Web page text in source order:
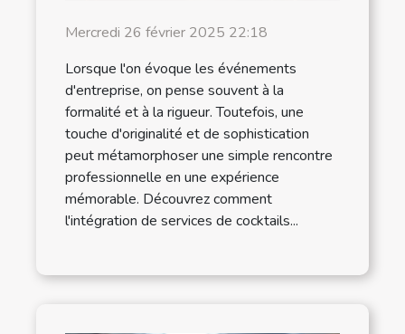
Mercredi 26 février 2025 22:18
Lorsque l'on évoque les événements
d'entreprise, on pense souvent à la
formalité et à la rigueur. Toutefois, une
touche d'originalité et de sophistication
peut métamorphoser une simple rencontre
professionnelle en une expérience
mémorable. Découvrez comment
l'intégration de services de cocktails...